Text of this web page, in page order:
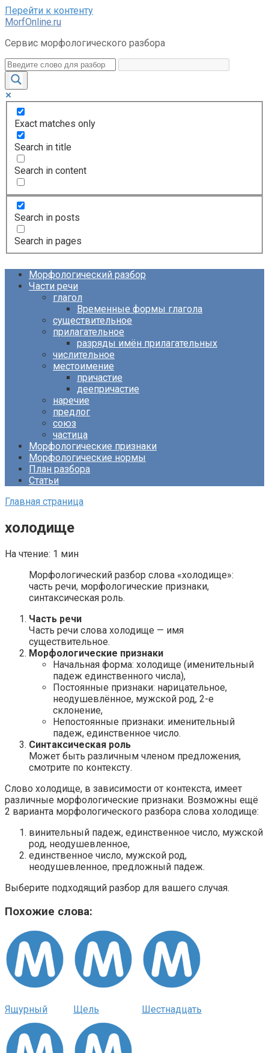
Перейти к контенту
MorfOnline.ru
Сервис морфологического разбора
Exact matches only
Search in title
Search in content
Search in posts
Search in pages
Морфологический разбор
Части речи
глагол
Временные формы глагола
существительное
прилагательное
разряды имён прилагательных
числительное
местоимение
причастие
деепричастие
наречие
предлог
союз
частица
Морфологические признаки
Морфологические нормы
План разбора
Статьи
Главная страница
холодище
На чтение: 1 мин
Морфологический разбор слова «холодище»:
часть речи, морфологические признаки,
синтаксическая роль.
Часть речи
Часть речи слова холодище — имя
существительное.
Морфологические признаки
Начальная форма: холодище (именительный
падеж единственного числа),
Постоянные признаки: нарицательное,
неодушевлённое, мужской род, 2-е
склонение,
Непостоянные признаки: именительный
падеж, единственное число.
Синтаксическая роль
Может быть различным членом предложения,
смотрите по контексту.
Слово холодище, в зависимости от контекста, имеет
различные морфологические признаки. Возможны ещё
2 варианта морфологического разбора слова холодище:
винительный падеж, единственное число, мужской
род, неодушевленное,
единственное число, мужской род,
неодушевленное, предложный падеж.
Выберите подходящий разбор для вашего случая.
Похожие слова:
Ящурный Щель Шестнадцать